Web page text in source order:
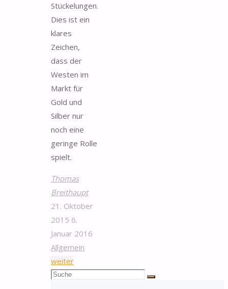
Stückelungen.
Dies ist ein
klares
Zeichen,
dass der
Westen im
Markt für
Gold und
Silber nur
noch eine
geringe Rolle
spielt.
Thomas
Breithaupt
21. Oktober
2015 6.
Januar 2016
Allgemein
weiter"Asien
Suchen
Suche